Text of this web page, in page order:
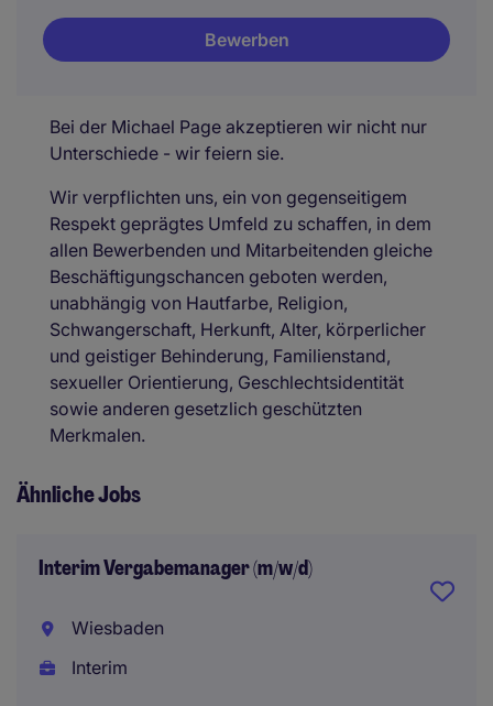
Bewerben
Bei der Michael Page akzeptieren wir nicht nur
Unterschiede - wir feiern sie.
Wir verpflichten uns, ein von gegenseitigem
Respekt geprägtes Umfeld zu schaffen, in dem
allen Bewerbenden und Mitarbeitenden gleiche
Beschäftigungschancen geboten werden,
unabhängig von Hautfarbe, Religion,
Schwangerschaft, Herkunft, Alter, körperlicher
und geistiger Behinderung, Familienstand,
sexueller Orientierung, Geschlechtsidentität
sowie anderen gesetzlich geschützten
Merkmalen.
Ähnliche Jobs
Interim Vergabemanager (m/w/d)
Wiesbaden
Interim